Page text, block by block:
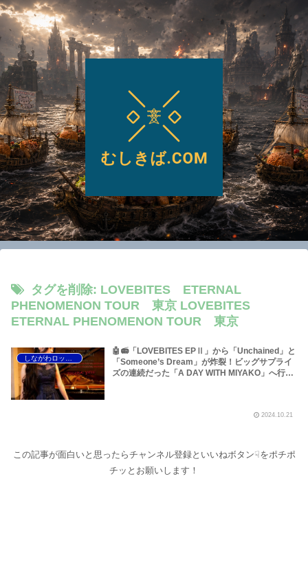
タグを削除: LOVEBITES ETERNAL
PHENOMENON TOUR 東京 LOVEBITES
ETERNAL PHENOMENON TOUR 東京
🤖📻「LOVEBITES EPⅡ」から「Unchained」と
「Someone’s Dream」が炸裂！ビッグサプライ
ズの連続だった「A DAY WITH MIYAKO」へ行っ
2024.10.21
この記事が面白いと思ったらチャンネル登録といいねボタン☟をポチポ
チッとお願いします！